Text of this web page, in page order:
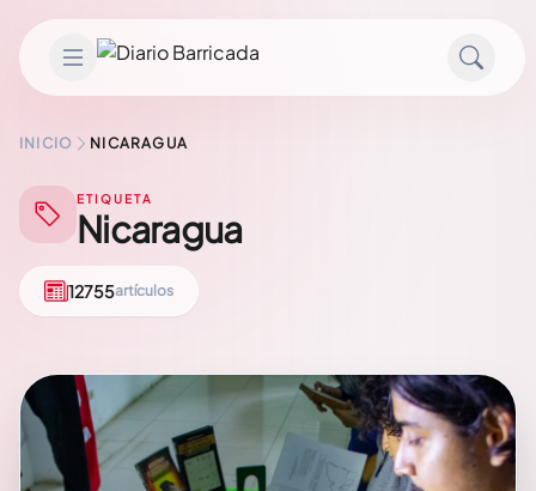
INICIO NICARAGUA
ETIQUETA
Nicaragua
12755artículos